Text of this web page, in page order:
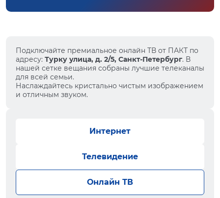
Подключайте премиальное онлайн ТВ от ПАКТ по
адресу: Турку улица, д. 2/5, Санкт-Петербург. В
нашей сетке вещания собраны лучшие телеканалы
для всей семьи.
Наслаждайтесь кристально чистым изображением
и отличным звуком.
Интернет
Телевидение
Онлайн ТВ